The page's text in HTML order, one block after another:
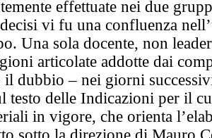
effettuate nei due
vi fu una confluenza
Una sola docente, non
articolate addotte dai
dubbio – nei giorni
testo delle Indicazioni per il
in vigore, che orienta